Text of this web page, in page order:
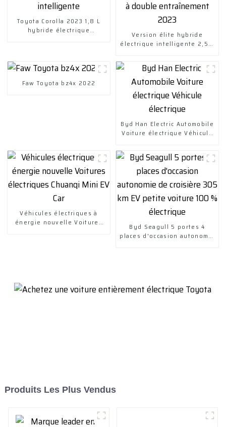
Toyota Corolla 2023 1,8 L
hybride électrique
Version élite hybride
électrique intelligente 2,5 L
Faw Toyota bz4x 2022
Byd Han Electric Automobile
Voiture électrique Véhicule
Véhicules électriques à
énergie nouvelle Voitures
Byd Seagull 5 portes 4
places d'occasion autonomie
Produits Les Plus Vendus